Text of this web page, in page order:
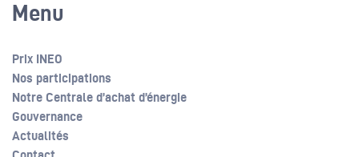
Menu
Prix INEO
Nos participations
Notre Centrale d’achat d’énergie
Gouvernance
Actualités